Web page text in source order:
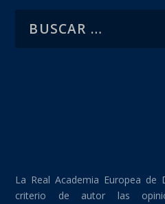
La Real Academia Europea de
criterio de autor las